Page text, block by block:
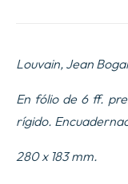
Latina
quorum
aliqua
nunc
in
lucem
Louvain, Jean
En fólio de 6 ff.
rígido.
280 x 183 mm.